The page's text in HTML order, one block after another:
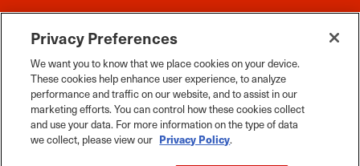
FacebookInstagramTwitter YouTubePinterestTiktok Whats App
Privacy Preferences
We want you to know that we place cookies on your device.
These cookies help enhance user experience, to analyze
performance and traffic on our website, and to assist in our
marketing efforts. You can control how these cookies collect
and use your data. For more information on the type of data
we collect, please view our Privacy Policy.